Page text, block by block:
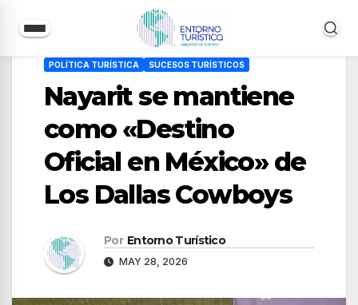
contenido
POLÍTICA TURÍSTICA SUCESOS TURÍSTICOS
Nayarit se mantiene
como «Destino
Oficial en México» de
Los Dallas Cowboys
Por Entorno Turístico
MAY 28, 2026